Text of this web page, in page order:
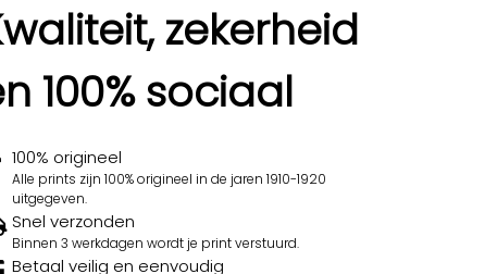
zekerheid
100% sociaal
100% origineel
Alle prints zijn 100% origineel in de jaren 1910-1920
uitgegeven.
Snel verzonden
Binnen 3 werkdagen wordt je print verstuurd.
Betaal veilig en eenvoudig